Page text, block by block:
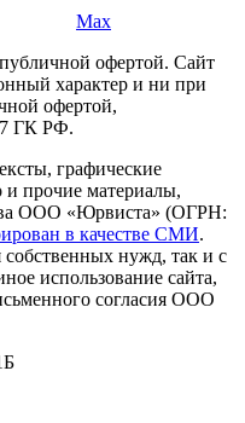
Max
офертой. Cайт
характер и ни при
офертой,
ГК РФ.
графические
и прочие материалы,
ООО «Юрвиста» (ОГРН:
в качестве СМИ.
собственных нужд, так и с
использование сайта,
согласия ООО